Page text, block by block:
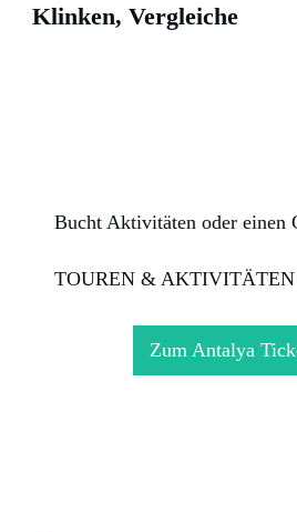
Klinken, Vergleiche
Bucht Aktivitäten oder einen
TOUREN & AKTIVITÄTEN
Zum Antalya